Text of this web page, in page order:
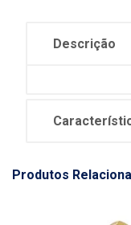
Descrição
Produtos